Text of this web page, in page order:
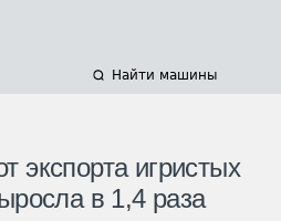
Найти машины
экспорта игристых
в 1,4 раза